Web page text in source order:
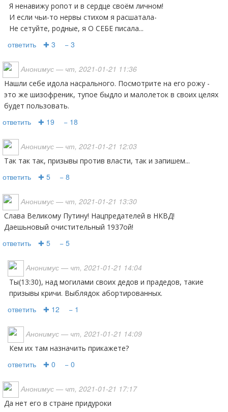
Я ненавижу ропот и в сердце своём личном!
И если чьи-то нервы стихом я расшатала-
Не сетуйте, родные, я О СЕБЕ писала...
ответить ✚ 3 − 3
Анонимус — чт, 2021-01-21 11:36
Нашли себе идола насрального. Посмотрите на его рожу -
это же шизофреник, тупое быдло и малолеток в своих целях
будет пользовать.
ответить ✚ 19 − 18
Анонимус — чт, 2021-01-21 12:03
Так так так, призывы против власти, так и запишем...
ответить ✚ 5 − 8
Анонимус — чт, 2021-01-21 13:30
Слава Великому Путину! Нацпредателей в НКВД!
Даешьновый очистительный 1937ой!
ответить ✚ 5 − 5
Анонимус — чт, 2021-01-21 14:04
Ты(13:30), над могилами своих дедов и прадедов, такие
призывы кричи. Выблядок абортированных.
ответить ✚ 12 − 1
Анонимус — чт, 2021-01-21 14:09
Кем их там назначить прикажете?
ответить ✚ 0 − 0
Анонимус — чт, 2021-01-21 17:17
да нет его в стране придуроки